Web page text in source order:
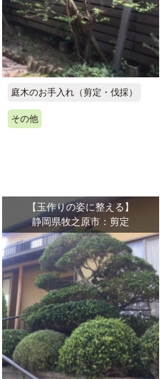
庭木のお手入れ（剪定・伐採）
その他
【玉作りの姿に整える】
静岡県牧之原市：剪定